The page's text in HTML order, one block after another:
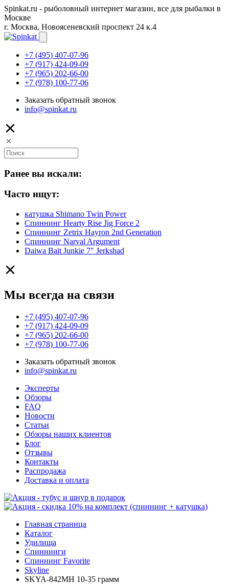
Spinkat.ru - рыболовный интернет магазин, все для рыбалки в
Москве
г. Москва, Новоясеневский проспект 24 к.4
+7 (495) 407-07-96
+7 (917) 424-09-09
+7 (965) 202-66-00
+7 (978) 100-77-06
Заказать обратный звонок
info@spinkat.ru
Ранее вы искали:
Часто ищут:
катушка Shimano Twin Power
Спиннинг Hearty Rise Jig Force 2
Спиннинг Zetrix Hayron 2nd Generation
Спиннинг Narval Argument
Daiwa Bait Junkie 7" Jerkshad
Мы всегда на связи
+7 (495) 407-07-96
+7 (917) 424-09-09
+7 (965) 202-66-00
+7 (978) 100-77-06
Заказать обратный звонок
info@spinkat.ru
Эксперты
Обзоры
FAQ
Новости
Статьи
Обзоры наших клиентов
Блог
Отзывы
Контакты
Распродажа
Доставка и оплата
Главная страница
Каталог
Удилища
Спиннинги
Спиннинг Favorite
Skyline
SKYA-842MH 10-35 грамм